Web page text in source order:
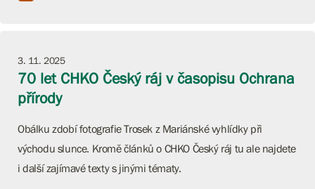
3. 11. 2025
70 let CHKO Český ráj v časopisu Ochrana
přírody
Obálku zdobí fotografie Trosek z Mariánské vyhlídky při
východu slunce. Kromě článků o CHKO Český ráj tu ale najdete
i další zajímavé texty s jinými tématy.